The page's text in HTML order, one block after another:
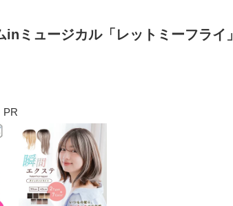
ミュージカル「レットミーフライ」
PR